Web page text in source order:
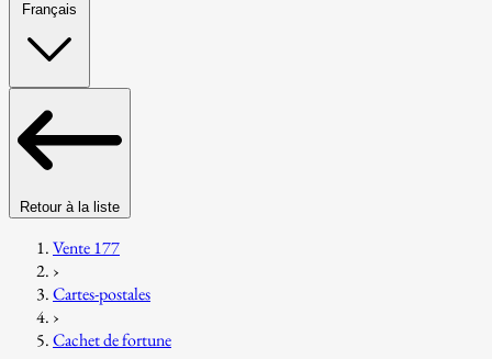
Français
Retour à la liste
Vente 177
›
Cartes-postales
›
Cachet de fortune